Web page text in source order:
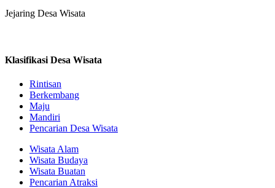
Jejaring Desa Wisata
Klasifikasi Desa Wisata
Rintisan
Berkembang
Maju
Mandiri
Pencarian Desa Wisata
Wisata Alam
Wisata Budaya
Wisata Buatan
Pencarian Atraksi